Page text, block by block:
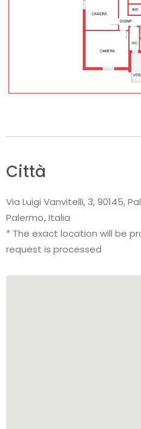
Città
Via Luigi Vanvitelli, 3, 90145,
Palermo Italia
* The exact location will be
request is processed